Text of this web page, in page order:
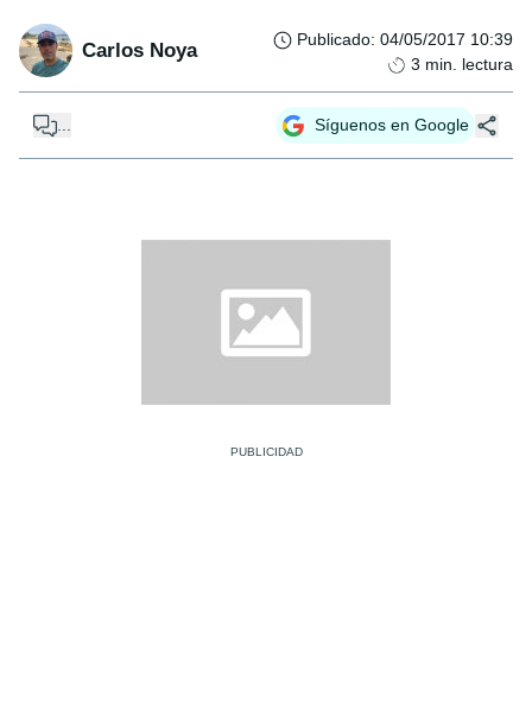
Carlos Noya Publicado: 04/05/2017 10:39
3 min. lectura
... Síguenos en Google